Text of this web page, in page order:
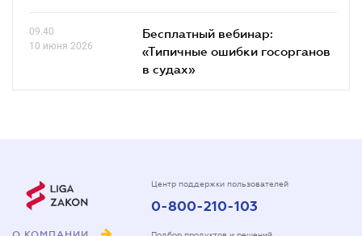
09.40
10 июня 2026
Бесплатный вебинар:
«Типичные ошибки госорганов
в судах»
Центр поддержки пользователей
0-800-210-103